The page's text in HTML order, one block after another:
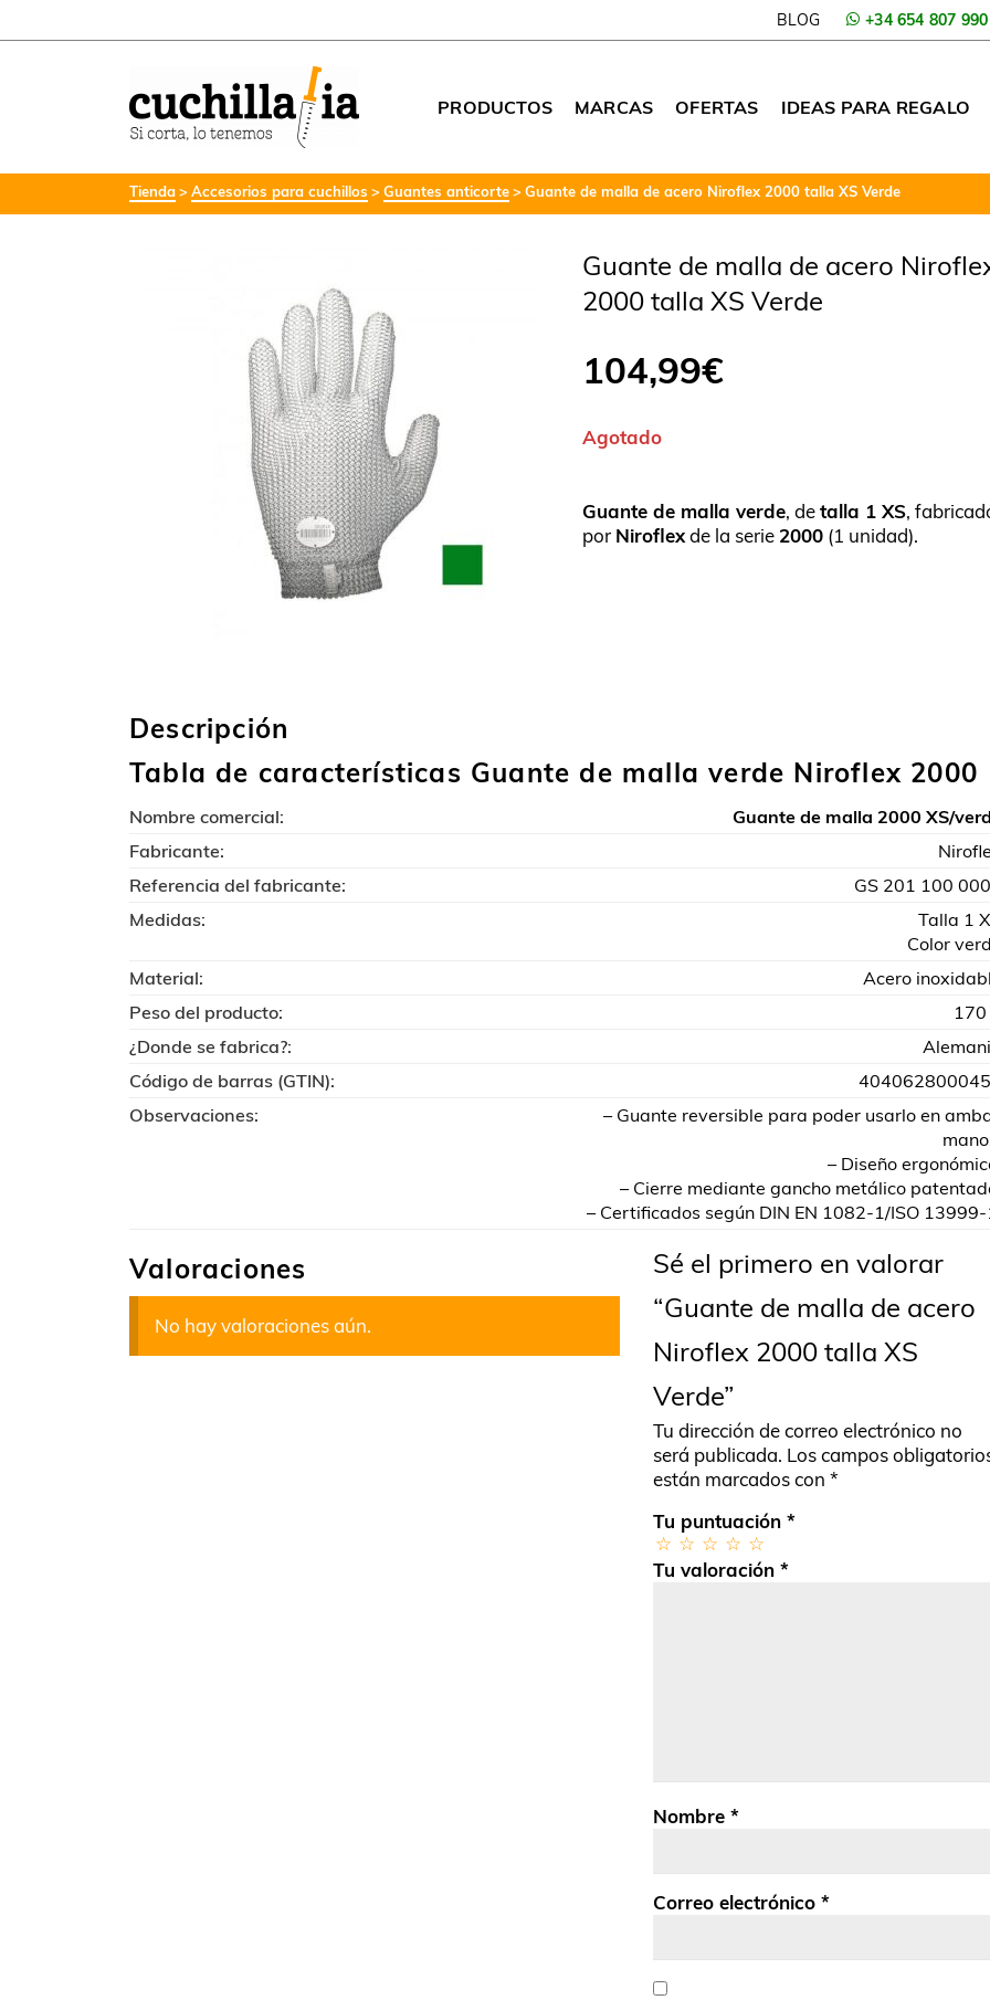
BLOG +34 654 807 990
PRODUCTOS MARCAS OFERTAS IDEAS PARA REGALO
Tienda Accesorios para cuchillos Guantes anticorte Guante de malla de acero Niroflex 2000 talla XS Verde
Guante de malla de acero
2000 talla XS Verde
104,99€
Agotado
Guante de malla verde, detalla 1 XS,
por Niroflexde la serie 2000 (1 unidad).
Descripción
Tabla de características Guante de malla verde Niroflex 2000
Nombre comercial:
Guante de malla 2000 XS/
Fabricante:
Referencia del fabricante:
GS 201 100
Medidas:
Talla 1
Color
Material:
Acero
Peso del producto:
170
¿Donde se fabrica?:
Código de barras (GTIN):
Observaciones:
– Guante reversible para poder usarlo en
– Diseño
– Cierre mediante gancho metálico
– Certificados según DIN EN 1082-1/ISO 13999-
Valoraciones
No hay valoraciones aún.
Sé el primero en valorar
“Guante de malla de acero
Niroflex 2000 talla XS
Verde”
Tu dirección de correo electrónico no
será publicada. Los campos
están marcados con *
Tu puntuación *
Tu valoración *
Nombre *
Correo electrónico *